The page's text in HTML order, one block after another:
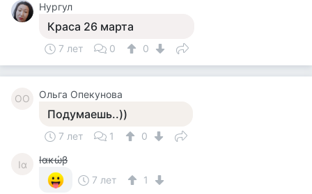
Нургул
Краса 26 марта
7 лет 0 0
ОО Ольга Опекунова
Подумаешь..))
7 лет 1 0
Ια
Ιακώβ
7 лет
1